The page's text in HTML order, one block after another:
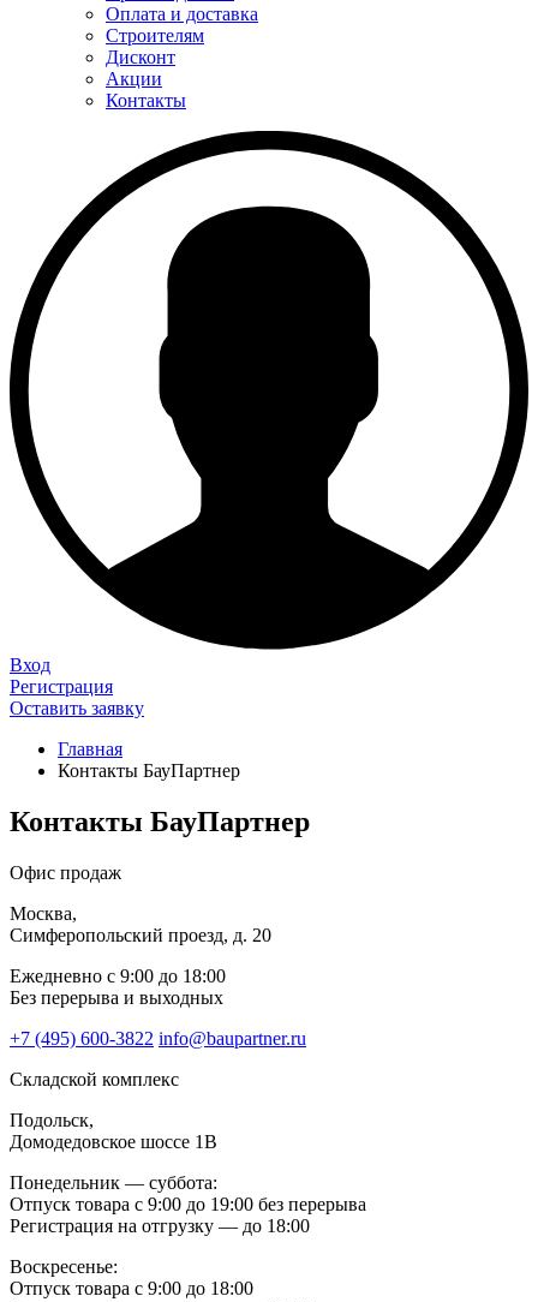
Оплата и доставка
Строителям
Дисконт
Акции
Контакты
Вход
Регистрация
Оставить заявку
Главная
Контакты БауПартнер
Контакты БауПартнер
Офис продаж
Москва,
Симферопольский проезд, д. 20
Ежедневно с 9:00 до 18:00
Без перерыва и выходных
+7 (495) 600-3822 info@baupartner.ru
Складской комплекс
Подольск,
Домодедовское шоссе 1В
Понедельник — суббота:
Отпуск товара с 9:00 до 19:00 без перерыва
Регистрация на отгрузку — до 18:00
Воскресенье:
Отпуск товара с 9:00 до 18:00